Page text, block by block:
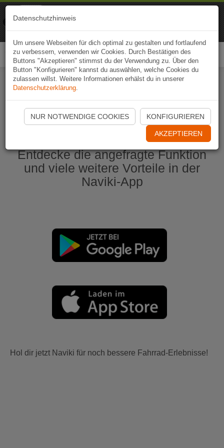
Naviki App jetzt öffnen
Entdecke die angefragte Funktion
und viele weitere Vorteile in der
Naviki-App
Hol dir jetzt Naviki für noch bessere Fahrrad-Erlebnisse!
Datenschutzhinweis
Um unsere Webseiten für dich optimal zu gestalten und fortlaufend
zu verbessern, verwenden wir Cookies. Durch Bestätigen des
Buttons "Akzeptieren" stimmst du der Verwendung zu. Über den
Button "Konfigurieren" kannst du auswählen, welche Cookies du
zulassen willst. Weitere Informationen erhälst du in unserer
Datenschutzerklärung.
NUR NOTWENDIGE COOKIES KONFIGURIEREN
AKZEPTIEREN
Naviki